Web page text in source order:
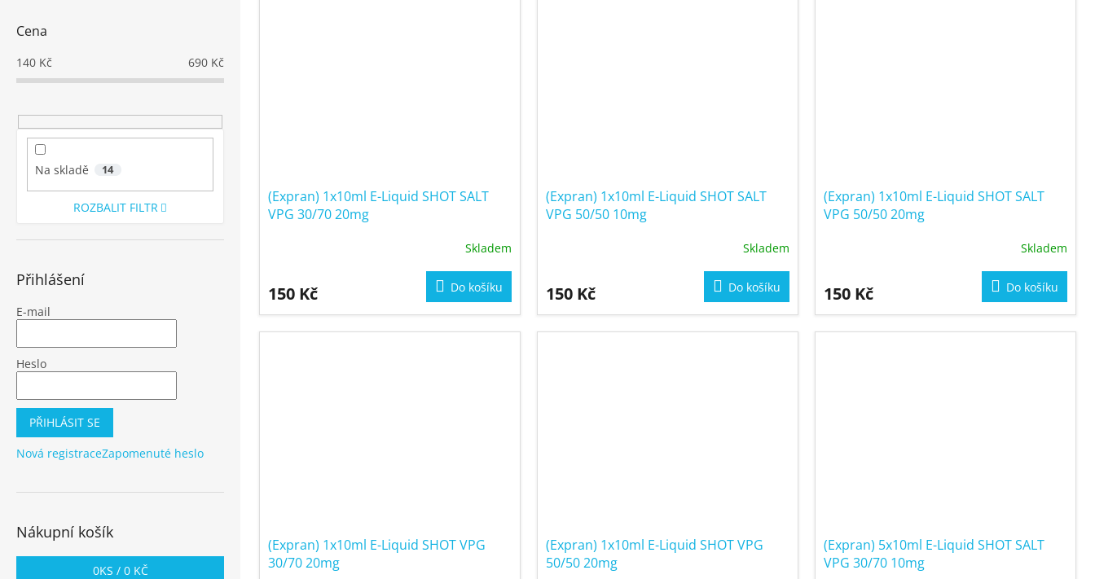
Cena
140 Kč 690 Kč
Na skladě 14
ROZBALIT FILTR
Přihlášení
E-mail
Heslo
PŘIHLÁSIT SE
Nová registraceZapomenuté heslo
Nákupní košík
0KS / 0 KČ
(Expran) 1x10ml E-Liquid SHOT SALT
VPG 30/70 20mg
Skladem
150 Kč Do košíku
(Expran) 1x10ml E-Liquid SHOT SALT
VPG 50/50 10mg
Skladem
150 Kč Do košíku
(Expran) 1x10ml E-Liquid SHOT SALT
VPG 50/50 20mg
Skladem
150 Kč Do košíku
(Expran) 1x10ml E-Liquid SHOT VPG
30/70 20mg
(Expran) 1x10ml E-Liquid SHOT VPG
50/50 20mg
(Expran) 5x10ml E-Liquid SHOT SALT
VPG 30/70 10mg